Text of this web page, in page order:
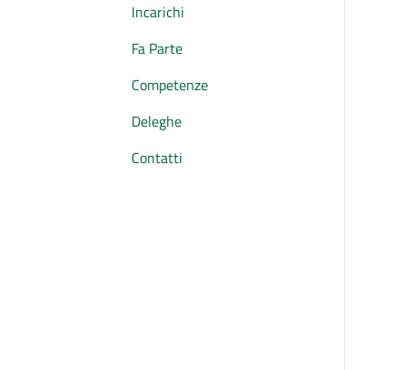
Incarichi
Fa Parte
Competenze
Deleghe
Contatti